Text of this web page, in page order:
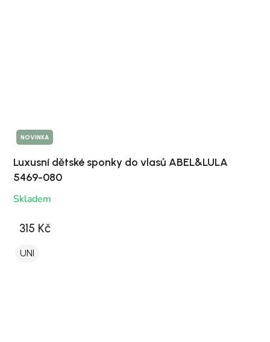
NOVINKA
Luxusní dětské sponky do vlasů ABEL&LULA
5469-080
Skladem
315 Kč
UNI